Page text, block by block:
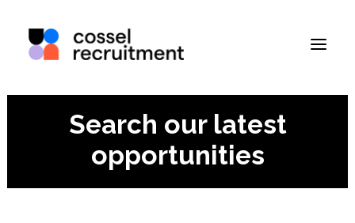
Search our latest
opportunities